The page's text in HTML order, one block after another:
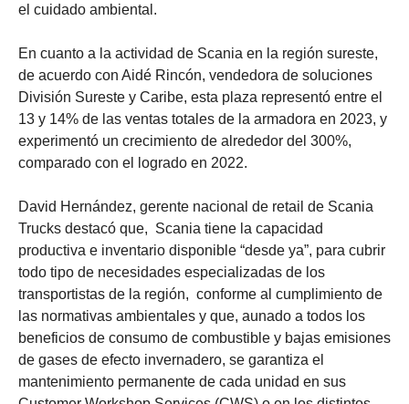
el cuidado ambiental.
En cuanto a la actividad de Scania en la región sureste,
de acuerdo con Aidé Rincón, vendedora de soluciones
División Sureste y Caribe, esta plaza representó entre el
13 y 14% de las ventas totales de la armadora en 2023, y
experimentó un crecimiento de alrededor del 300%,
comparado con el logrado en 2022.
David Hernández, gerente nacional de retail de Scania
Trucks destacó que, Scania tiene la capacidad
productiva e inventario disponible “desde ya”, para cubrir
todo tipo de necesidades especializadas de los
transportistas de la región, conforme al cumplimiento de
las normativas ambientales y que, aunado a todos los
beneficios de consumo de combustible y bajas emisiones
de gases de efecto invernadero, se garantiza el
mantenimiento permanente de cada unidad en sus